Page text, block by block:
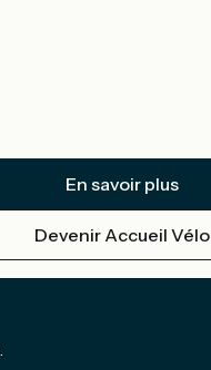
En savoir plus
Devenir Accueil Vélo